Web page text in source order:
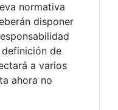
normativa
disponer
de
a varios
ahora no